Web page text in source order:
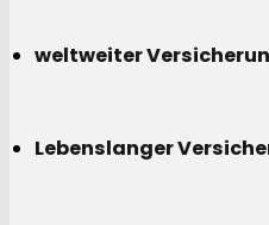
weltweiter
Lebenslanger